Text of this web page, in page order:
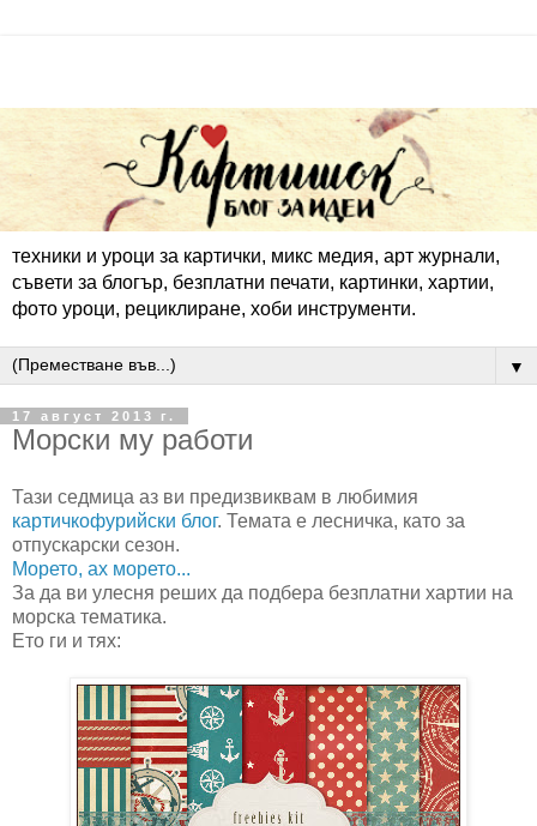
техники и уроци за картички, микс медия, арт журнали,
съвети за блогър, безплатни печати, картинки, хартии,
фото уроци, рециклиране, хоби инструменти.
▼
17 август 2013 г.
Морски му работи
Тази седмица аз ви предизвиквам в любимия
картичкофурийски блог. Темата е лесничка, като за
отпускарски сезон.
Морето, ах морето...
За да ви улесня реших да подбера безплатни хартии на
морска тематика.
Ето ги и тях: